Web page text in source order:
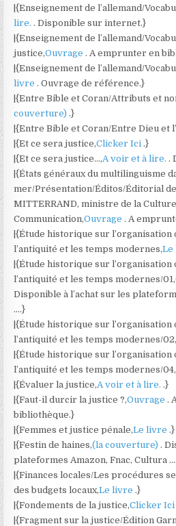
|{Enseignement de l’allemand/
lire.. Disponible sur internet.}
|{Enseignement de l’allemand/
justice,Ouvrage. A emprunter en
|{Enseignement de l’allemand/
livre. Ouvrage de référence.}
|{Entre Bible et Coran/Attributs et
couverture).}
|{Entre Bible et Coran/Entre Dieu et
|{Et ce sera justice,Clicker Ici.}
|{Et ce sera justice…,A voir et à lire..
|{États généraux du multilinguisme
mer/Présentation/Éditos/Éditorial
MITTERRAND, ministre de la
Communication,Ouvrage. A
|{Étude historique sur l’organisation
l’antiquité et les temps modernes,
|{Étude historique sur l’organisation
l’antiquité et les temps modernes/01,
Disponible à l’achat sur les
….}
|{Étude historique sur l’organisation
l’antiquité et les temps modernes/
|{Étude historique sur l’organisation
l’antiquité et les temps modernes/04,
|{Évaluer la justice,A voir et à lire..}
|{Faut-il durcir la justice ?,Ouvrage.
bibliothèque.}
|{Femmes et justice pénale,Le livre.}
|{Festin de haines,(la couverture).
plateformes Amazon, Fnac, Cultura
|{Finances locales/Les procédures
des budgets locaux,Le livre.}
|{Fondements de la justice,Clicker
|{Fragment sur la justice/Édition